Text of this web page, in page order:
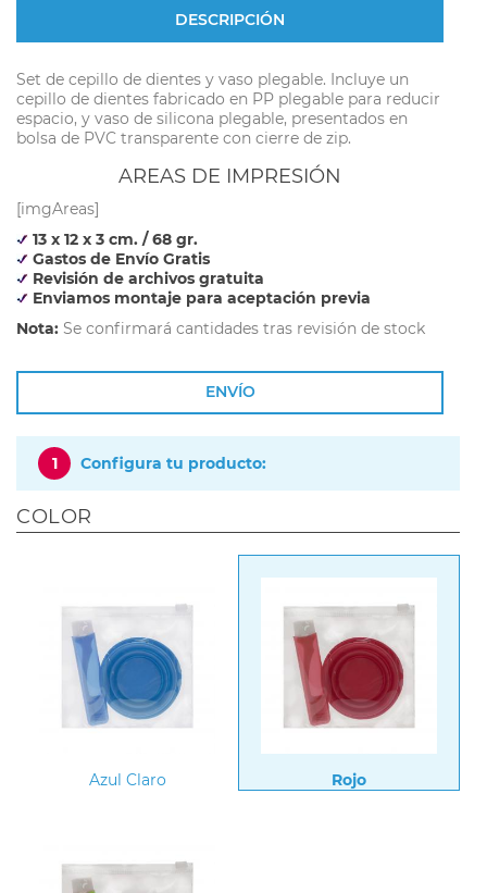
DESCRIPCIÓN
Set de cepillo de dientes y vaso plegable. Incluye un
cepillo de dientes fabricado en PP plegable para reducir
espacio, y vaso de silicona plegable, presentados en
bolsa de PVC transparente con cierre de zip.
AREAS DE IMPRESIÓN
[imgAreas]
13 x 12 x 3 cm. / 68 gr.
Gastos de Envío Gratis
Revisión de archivos gratuita
Enviamos montaje para aceptación previa
Nota: Se confirmará cantidades tras revisión de stock
ENVÍO
1 Configura tu producto:
COLOR
Azul Claro Rojo